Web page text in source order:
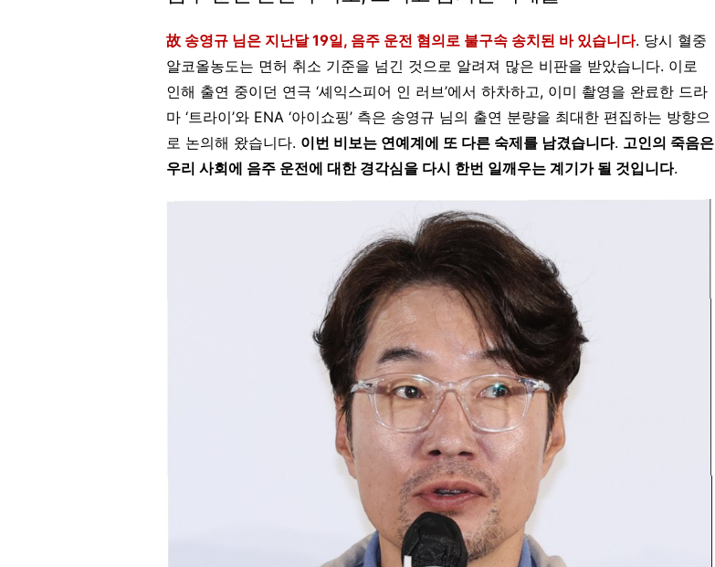
故 송영규 님은 지난달 19일, 음주 운전 혐의로 불구속 송치된 바 있습니다. 당시 혈중
알코올농도는 면허 취소 기준을 넘긴 것으로 알려져 많은 비판을 받았습니다. 이로
인해 출연 중이던 연극 ‘셰익스피어 인 러브’에서 하차하고, 이미 촬영을 완료한 드라
마 ‘트라이’와 ENA ‘아이쇼핑’ 측은 송영규 님의 출연 분량을 최대한 편집하는 방향으
로 논의해 왔습니다. 이번 비보는 연예계에 또 다른 숙제를 남겼습니다. 고인의 죽음은
우리 사회에 음주 운전에 대한 경각심을 다시 한번 일깨우는 계기가 될 것입니다.